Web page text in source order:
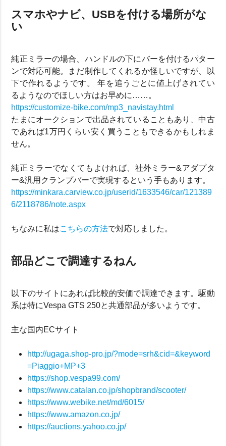
スマホやナビ、USBを付ける場所がな
い
純正ミラーの場合、ハンドルの下にバーを付けるパター
ンで対応可能。まだ制作してくれるか怪しいですが、以
下で作れるようです。 年を追うごとに値上げされてい
るようなのでほしい方はお早めに……。
https://customize-bike.com/mp3_navistay.html
たまにオークションで出品されていることもあり、中古
であれば1万円くらい安く買うこともできるかもしれま
せん。
純正ミラーでなくてもよければ、社外ミラー&アダプタ
ー&汎用クランプバーで実現するという手もあります。
https://minkara.carview.co.jp/userid/1633546/car/121389
6/2118786/note.aspx
ちなみに私はこちらの方法で対応しました。
部品どこで調達するねん
以下のサイトにあれば比較的安価で調達できます。駆動
系は特にVespa GTS 250と共通部品が多いようです。
主な国内ECサイト
http://ugaga.shop-pro.jp/?mode=srh&cid=&keyword
=Piaggio+MP+3
https://shop.vespa99.com/
https://www.catalan.co.jp/shopbrand/scooter/
https://www.webike.net/md/6015/
https://www.amazon.co.jp/
https://auctions.yahoo.co.jp/